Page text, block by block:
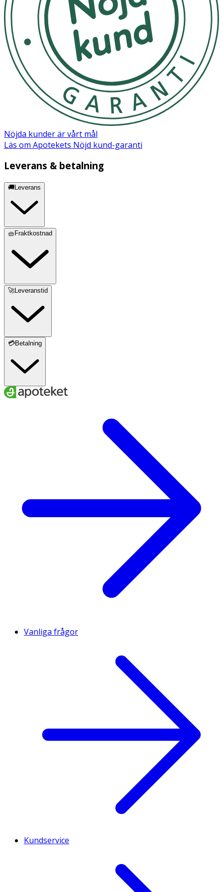
Förvara dem gärna i sin förpackning eller i sin
smyckesask när du inte använder dem.
OK för gravida och ammande:
Ja
Nöjda kunder är vårt mål
Läs om Apotekets Nöjd kund-garanti
Leverans & betalning
🚚Leverans
🧺Fraktkostnad
🚀Leveranstid
💳Betalning
Vanliga frågor
Kundservice